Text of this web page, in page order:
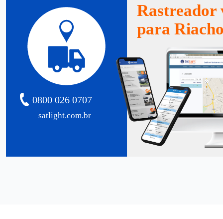
satlight.com.br
0800 026 0707
Rastreador
para